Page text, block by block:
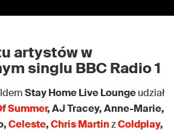
artystów w
singlu BBC Radio 1
Stay Home Live Loungeudział
Summer, AJ Tracey, Anne-Marie,
Celeste,Chris MartinzColdplay,